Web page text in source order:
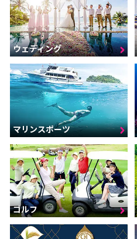
ウェディング
マリンスポーツ
ゴルフ